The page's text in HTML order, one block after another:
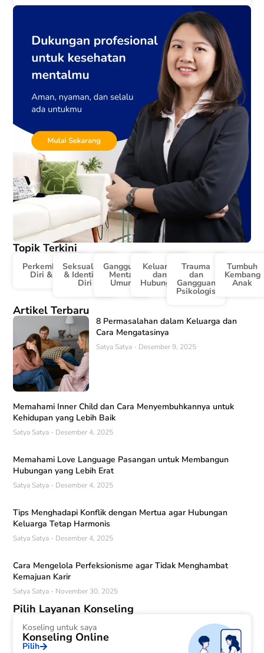
Topik Terkini
Perkembangan
Diri & Karir
Seksualitas
& Identitas
Diri
Gangguan
Mental
Umum
Keluarga
dan
Hubungan
Trauma
dan
Gangguan
Psikologis
Tumbuh
Kembang
Anak
Artikel Terbaru
8 Permasalahan dalam Keluarga dan
Cara Mengatasinya
Satya Satya Desember 9, 2025
Memahami Inner Child dan Cara Menyembuhkannya untuk
Kehidupan yang Lebih Baik
Satya Satya Desember 4, 2025
Memahami Love Language Pasangan untuk Membangun
Hubungan yang Lebih Erat
Satya Satya Desember 4, 2025
Tips Menghadapi Konflik dengan Mertua agar Hubungan
Keluarga Tetap Harmonis
Satya Satya Desember 4, 2025
Cara Mengelola Perfeksionisme agar Tidak Menghambat
Kemajuan Karir
Satya Satya November 30, 2025
Pilih Layanan Konseling
Koseling untuk saya
Konseling Online
Pilih